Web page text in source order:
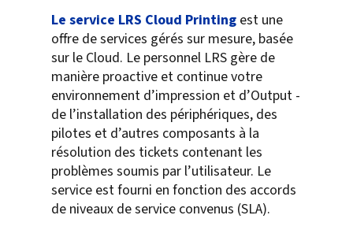
Le service LRS Cloud Printing est une
offre de services gérés sur mesure, basée
sur le Cloud. Le personnel LRS gère de
manière proactive et continue votre
environnement d’impression et d’Output -
de l’installation des périphériques, des
pilotes et d’autres composants à la
résolution des tickets contenant les
problèmes soumis par l’utilisateur. Le
service est fourni en fonction des accords
de niveaux de service convenus (SLA).